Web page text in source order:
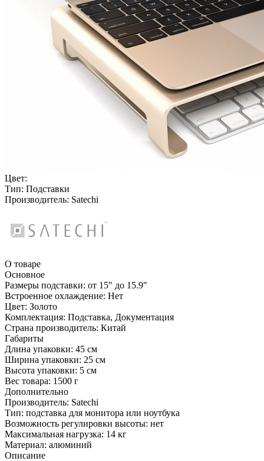
Цвет:
Тип: Подставки
Производитель: Satechi
О товаре
Основное
Размеры подставки: от 15" до 15.9"
Встроенное охлаждение: Нет
Цвет: Золото
Комплектация: Подставка, Документация
Страна производитель: Китай
Габариты
Длина упаковки: 45 см
Ширина упаковки: 25 см
Высота упаковки: 5 см
Вес товара: 1500 г
Дополнительно
Производитель: Satechi
Тип: подставка для монитора или ноутбука
Возможность регулировки высоты: нет
Максимальная нагрузка: 14 кг
Материал: алюминий
Описание